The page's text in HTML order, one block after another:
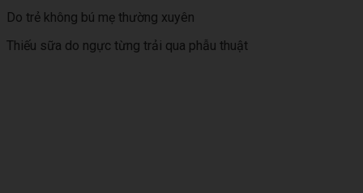
Do trẻ không bú mẹ thường xuyên
Thiếu sữa do ngực từng trải qua phẫu thuật